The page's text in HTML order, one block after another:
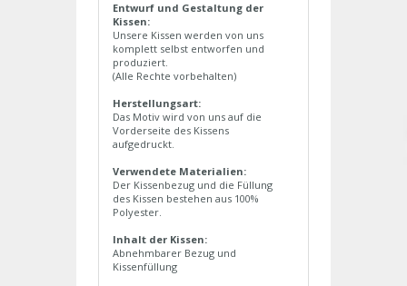
Entwurf und Gestaltung der
Kissen:
Unsere Kissen werden von uns
komplett selbst entworfen und
produziert.
(Alle Rechte vorbehalten)
Herstellungsart:
Das Motiv wird von uns auf die
Vorderseite des Kissens
aufgedruckt.
Verwendete Materialien:
Der Kissenbezug und die Füllung
des Kissen bestehen aus 100%
Polyester.
Inhalt der Kissen:
Abnehmbarer Bezug und
Kissenfüllung